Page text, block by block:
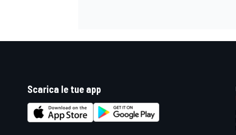
MONOPOSTO
Scarica le tue app